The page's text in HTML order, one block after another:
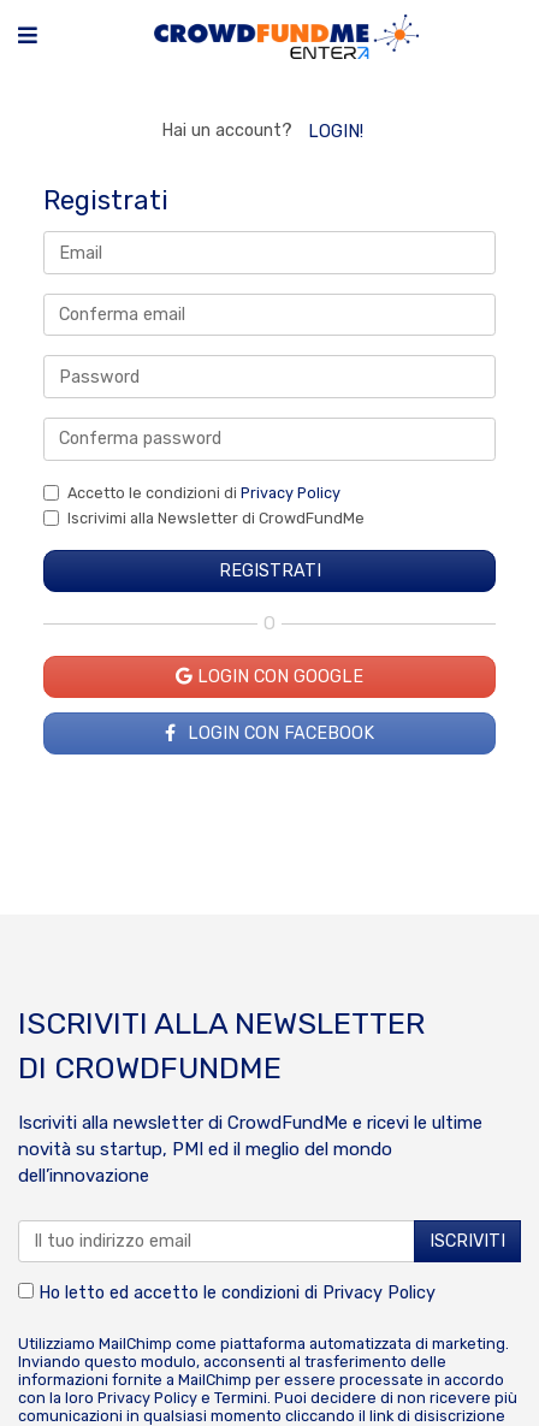
Hai un account? LOGIN!
Registrati
Accetto le condizioni di Privacy Policy
Iscrivimi alla Newsletter di CrowdFundMe
O
LOGIN CON GOOGLE
LOGIN CON FACEBOOK
ISCRIVITI ALLA NEWSLETTER
DI CROWDFUNDME
Iscriviti alla newsletter di CrowdFundMe e ricevi le ultime
novità su startup, PMI ed il meglio del mondo
dell’innovazione
Ho letto ed accetto le condizioni di Privacy Policy
Utilizziamo MailChimp come piattaforma automatizzata di marketing.
Inviando questo modulo, acconsenti al trasferimento delle
informazioni fornite a MailChimp per essere processate in accordo
con la loro Privacy Policy e Termini. Puoi decidere di non ricevere più
comunicazioni in qualsiasi momento cliccando il link di disiscrizione